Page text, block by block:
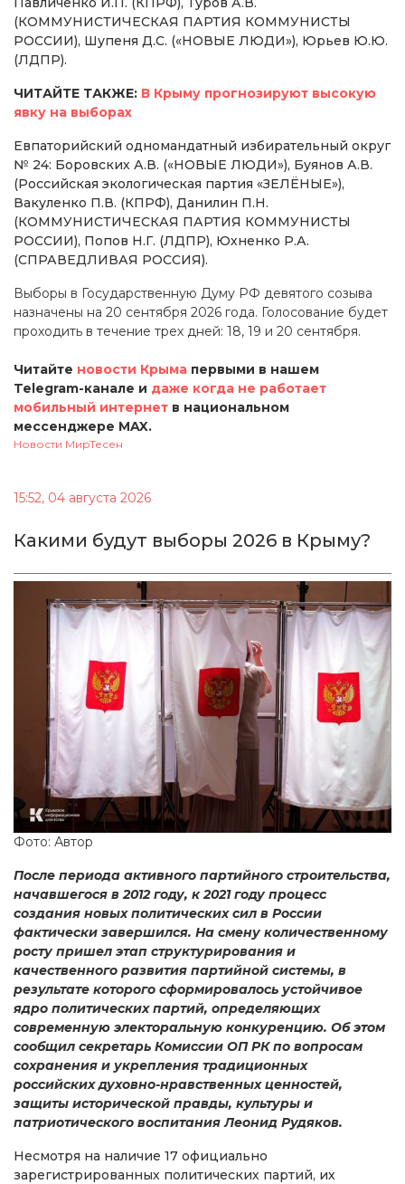
(КОММУНИСТИЧЕСКАЯ ПАРТИЯ КОММУНИСТЫ
РОССИИ), Шупеня Д.С. («НОВЫЕ ЛЮДИ»), Юрьев Ю.Ю.
(ЛДПР).
ЧИТАЙТЕ ТАКЖЕ: В Крыму прогнозируют высокую
явку на выборах
Евпаторийский одномандатный избирательный округ
№ 24: Боровских А.В. («НОВЫЕ ЛЮДИ»), Буянов А.В.
(Российская экологическая партия «ЗЕЛЁНЫЕ»),
Вакуленко П.В. (КПРФ), Данилин П.Н.
(КОММУНИСТИЧЕСКАЯ ПАРТИЯ КОММУНИСТЫ
РОССИИ), Попов Н.Г. (ЛДПР), Юхненко Р.А.
(СПРАВЕДЛИВАЯ РОССИЯ).
Выборы в Государственную Думу РФ девятого созыва
назначены на 20 сентября 2026 года. Голосование будет
проходить в течение трех дней: 18, 19 и 20 сентября.
Читайте новости Крыма первыми в нашем
Telegram-канале и даже когда не работает
мобильный интернет в национальном
мессенджере MAX.
Новости МирТесен
15:52, 04 августа 2026
Какими будут выборы 2026 в Крыму?
Фото: Автор
После периода активного партийного строительства,
начавшегося в 2012 году, к 2021 году процесс
создания новых политических сил в России
фактически завершился. На смену количественному
росту пришел этап структурирования и
качественного развития партийной системы, в
результате которого сформировалось устойчивое
ядро политических партий, определяющих
современную электоральную конкуренцию. Об этом
сообщил секретарь Комиссии ОП РК по вопросам
сохранения и укрепления традиционных
российских духовно-нравственных ценностей,
защиты исторической правды, культуры и
патриотического воспитания Леонид Рудяков.
Несмотря на наличие 17 официально
зарегистрированных политических партий, их